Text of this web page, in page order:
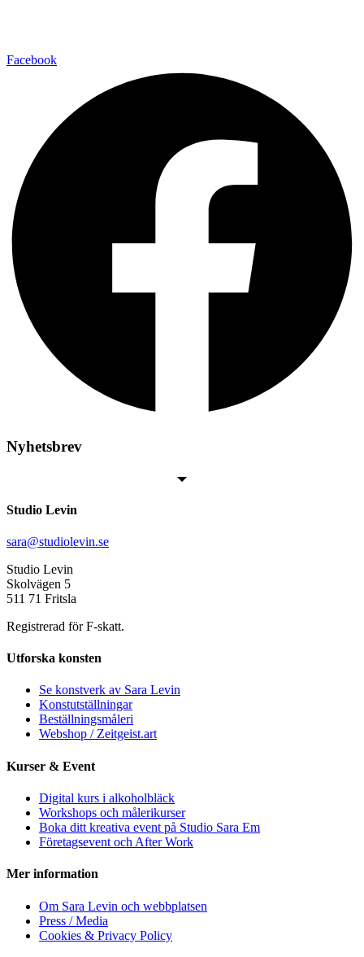
Facebook
Nyhetsbrev
Studio Levin
sara@studiolevin.se
Studio Levin
Skolvägen 5
511 71 Fritsla
Registrerad för F-skatt.
Utforska konsten
Se konstverk av Sara Levin
Konstutställningar
Beställningsmåleri
Webshop / Zeitgeist.art
Kurser & Event
Digital kurs i alkoholbläck
Workshops och målerikurser
Boka ditt kreativa event på Studio Sara Em
Företagsevent och After Work
Mer information
Om Sara Levin och webbplatsen
Press / Media
Cookies & Privacy Policy